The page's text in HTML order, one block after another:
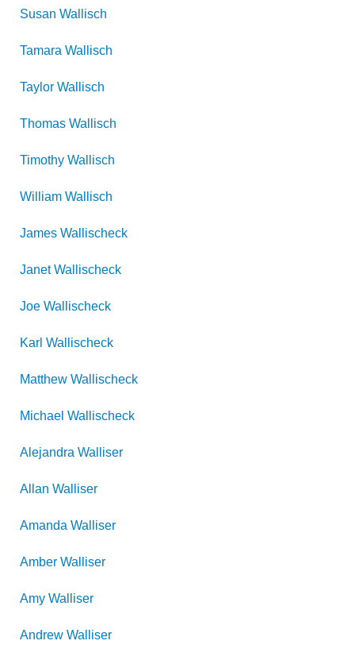
Susan Wallisch
Tamara Wallisch
Taylor Wallisch
Thomas Wallisch
Timothy Wallisch
William Wallisch
James Wallischeck
Janet Wallischeck
Joe Wallischeck
Karl Wallischeck
Matthew Wallischeck
Michael Wallischeck
Alejandra Walliser
Allan Walliser
Amanda Walliser
Amber Walliser
Amy Walliser
Andrew Walliser